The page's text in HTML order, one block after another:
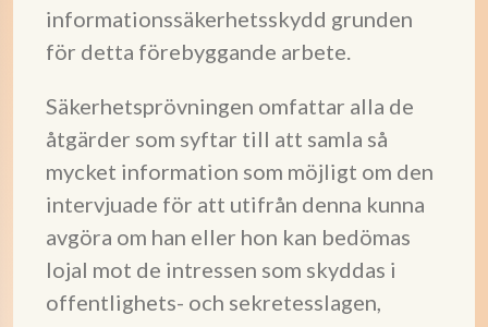
informationssäkerhetsskydd grunden
för detta förebyggande arbete.
Säkerhetsprövningen omfattar alla de
åtgärder som syftar till att samla så
mycket information som möjligt om den
intervjuade för att utifrån denna kunna
avgöra om han eller hon kan bedömas
lojal mot de intressen som skyddas i
offentlighets- och sekretesslagen,